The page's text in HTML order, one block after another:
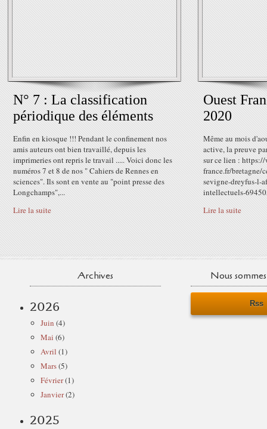
N° 7 : La classification
périodique des éléments
Enfin en kiosque !!! Pendant le confinement nos
amis auteurs ont bien travaillé, depuis les
imprimeries ont repris le travail ..... Voici donc les
numéros 7 et 8 de nos " Cahiers de Rennes en
sciences". Ils sont en vente au "point presse des
Longchamps",...
Lire la suite
Ouest
2020
Même au mois
active, la preuve
sur ce lien : https://
france.fr/bretagne/
sevigne-dreyfus-l-
intellectuels-
Lire la suite
Archives
2026
Juin (4)
Mai (6)
Avril (1)
Mars(5)
Février(1)
Janvier(2)
2025
Nous
Rss